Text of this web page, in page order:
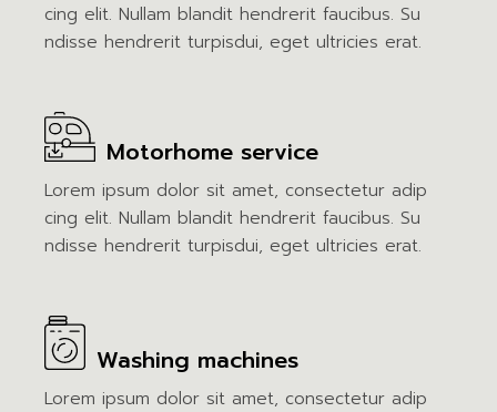
cing elit. Nullam blandit hendrerit faucibus. Su
ndisse hendrerit turpisdui, eget ultricies erat.
Motorhome service
Lorem ipsum dolor sit amet, consectetur adip
cing elit. Nullam blandit hendrerit faucibus. Su
ndisse hendrerit turpisdui, eget ultricies erat.
Washing machines
Lorem ipsum dolor sit amet, consectetur adip